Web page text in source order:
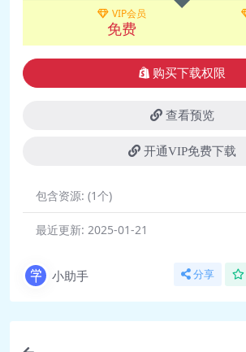
VIP会员
免费
购买下载权限
查看预览
开通VIP免费下载
包含资源: (1个)
最近更新: 2025-01-21
小助手 分享